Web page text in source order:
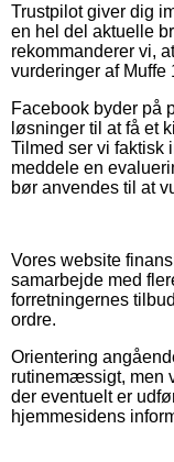
Trustpilot giver dig
en hel del aktuelle
rekommanderer vi,
vurderinger af Muffe
Facebook byder på
løsninger til at få et
Tilmed ser vi faktisk
meddele en
bør anvendes til at
Vores website
samarbejde med
forretningernes
ordre.
Orientering
rutinemæssigt, men
der eventuelt er
hjemmesidens